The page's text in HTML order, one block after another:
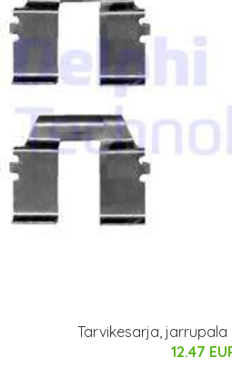
Tarvikesarja, jarrupala
12.47